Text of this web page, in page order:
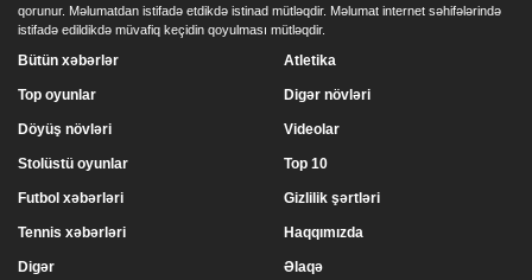
qorunur. Məlumatdan istifadə etdikdə istinad mütləqdir. Məlumat internet səhifələrində
istifadə edildikdə müvafiq keçidin qoyulması mütləqdir.
Bütün xəbərlər
Top oyunlar
Döyüş növləri
Stolüstü oyunlar
Atletika
Digər növləri
Videolar
Top 10
Futbol xəbərləri
Tennis xəbərləri
Digər
Gizlilik şərtləri
Haqqımızda
Əlaqə